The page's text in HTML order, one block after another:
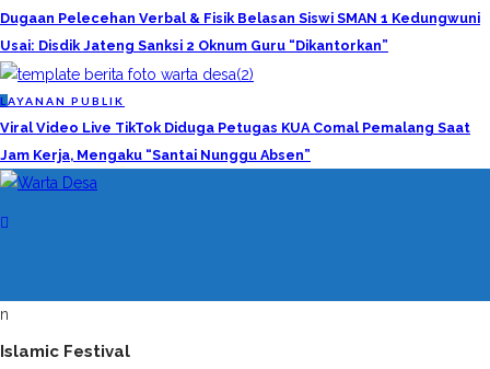
Dugaan Pelecehan Verbal & Fisik Belasan Siswi SMAN 1 Kedungwuni
Usai: Disdik Jateng Sanksi 2 Oknum Guru “Dikantorkan”
L AYANAN PUBLIK
Viral Video Live TikTok Diduga Petugas KUA Comal Pemalang Saat
Jam Kerja, Mengaku “Santai Nunggu Absen”
n
Islamic Festival